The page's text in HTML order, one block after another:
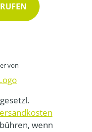
von
wenn